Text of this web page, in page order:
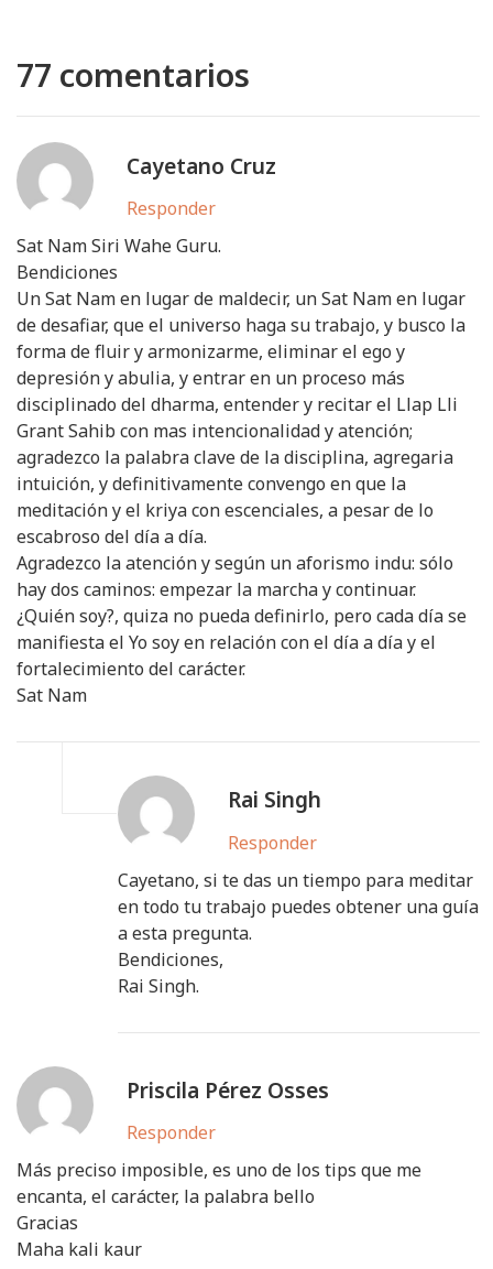
77 comentarios
Cayetano Cruz
Responder
Sat Nam Siri Wahe Guru.
Bendiciones
Un Sat Nam en lugar de maldecir, un Sat Nam en lugar
de desafiar, que el universo haga su trabajo, y busco la
forma de fluir y armonizarme, eliminar el ego y
depresión y abulia, y entrar en un proceso más
disciplinado del dharma, entender y recitar el Llap Lli
Grant Sahib con mas intencionalidad y atención;
agradezco la palabra clave de la disciplina, agregaria
intuición, y definitivamente convengo en que la
meditación y el kriya con escenciales, a pesar de lo
escabroso del día a día.
Agradezco la atención y según un aforismo indu: sólo
hay dos caminos: empezar la marcha y continuar.
¿Quién soy?, quiza no pueda definirlo, pero cada día se
manifiesta el Yo soy en relación con el día a día y el
fortalecimiento del carácter.
Sat Nam
Rai Singh
Responder
Cayetano, si te das un tiempo para meditar
en todo tu trabajo puedes obtener una guía
a esta pregunta.
Bendiciones,
Rai Singh.
Priscila Pérez Osses
Responder
Más preciso imposible, es uno de los tips que me
encanta, el carácter, la palabra bello
Gracias
Maha kali kaur